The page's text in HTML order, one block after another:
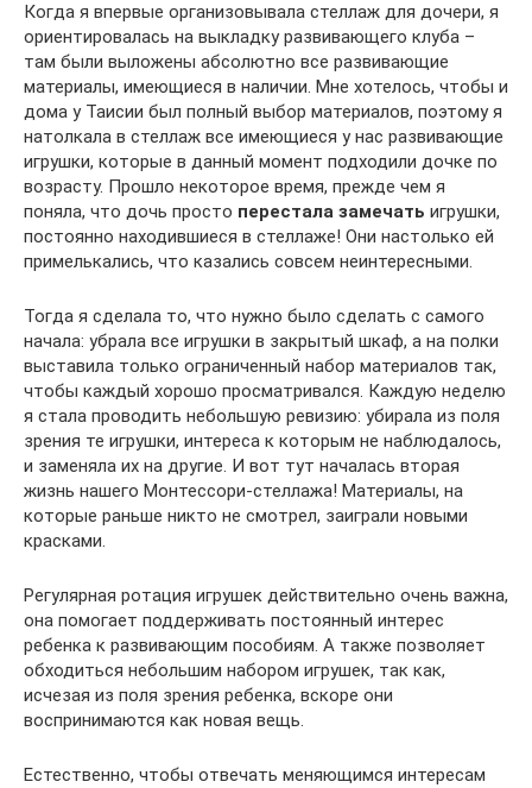
Когда я впервые организовывала стеллаж для дочери, я
ориентировалась на выкладку развивающего клуба –
там были выложены абсолютно все развивающие
материалы, имеющиеся в наличии. Мне хотелось, чтобы и
дома у Таисии был полный выбор материалов, поэтому я
натолкала в стеллаж все имеющиеся у нас развивающие
игрушки, которые в данный момент подходили дочке по
возрасту. Прошло некоторое время, прежде чем я
поняла, что дочь просто перестала замечать игрушки,
постоянно находившиеся в стеллаже! Они настолько ей
примелькались, что казались совсем неинтересными.
Тогда я сделала то, что нужно было сделать с самого
начала: убрала все игрушки в закрытый шкаф, а на полки
выставила только ограниченный набор материалов так,
чтобы каждый хорошо просматривался. Каждую неделю
я стала проводить небольшую ревизию: убирала из поля
зрения те игрушки, интереса к которым не наблюдалось,
и заменяла их на другие. И вот тут началась вторая
жизнь нашего Монтессори-стеллажа! Материалы, на
которые раньше никто не смотрел, заиграли новыми
красками.
Регулярная ротация игрушек действительно очень важна,
она помогает поддерживать постоянный интерес
ребенка к развивающим пособиям. А также позволяет
обходиться небольшим набором игрушек, так как,
исчезая из поля зрения ребенка, вскоре они
воспринимаются как новая вещь.
Естественно, чтобы отвечать меняющимся интересам